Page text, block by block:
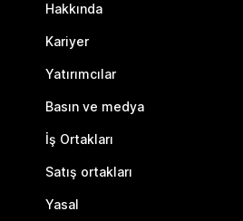
Hakkında
Kariyer
Yatırımcılar
Basın ve medya
İş Ortakları
Satış ortakları
Yasal